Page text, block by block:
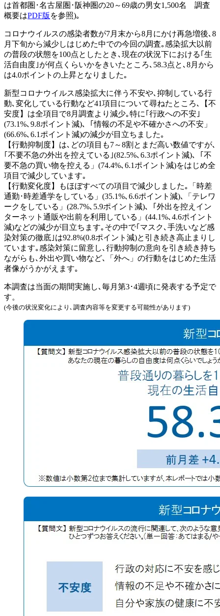
は首都圏･名古屋圏･阪神圏の20～69歳の男女1,500名 調査
概要はPDF版 を参照)｡
コロナウイルスの感染者数が7月末から8月にかけ再急増後､8
月下旬から減少しはじめた中での今回の調査｡感染拡大以前
の普段の状態を100点としたとき､現在の状況下における｢生
活自由度｣が何点くらいかをきいたところ､58.3点と､8月から
は4.0ポイントの上昇となりました｡
新型コロナウイルス感染拡大に伴う不安や､抑制している行
動､変化している行動など41項目について尋ねたところ､【不
安度】は全項目で8月調査より減少｡特に｢行政への不安｣
(73.1%､9.8ポイント減)､「情報の不足や不確かさへの不安」
(66.6%､6.1ポイント減)の減少が目立ちました｡
【行動抑制度】は､どの項目も7～8割とまだ高い数値ですが､
｢不要不急の外出を控えている｣(82.5%､6.3ポイント減)､「不
要不急の買い物を控える」(74.4%､6.1ポイント減)をはじめ全
項目で減少しています｡
【行動変化度】もほぼすべての項目で減少しました｡「時差
通勤･時差通学をしている」(35.1%､6.6ポイント減)､「テレワ
ークをしている」(28.7%､5.9ポイント減)､「外出を控えイン
ターネット通販や出前を利用している」(44.1%､4.6ポイント
減)などの減少が目立ちます｡その中で｢マスク､手洗いなど感
染対策の徹底｣は92.8%(0.8ポイント減)と引き続き高止まりし
ています｡感染対策に留意し､行動抑制の意向を引き続き持ち
ながらも､外出や買い物など､「外へ」の行動をはじめた生活
者像がうかがえます｡
本調査は当面の期間実施し､毎月第3･4週頃に発表する予定で
す。
(今後の状況変化により､調査内容等を変更する可能性があります)